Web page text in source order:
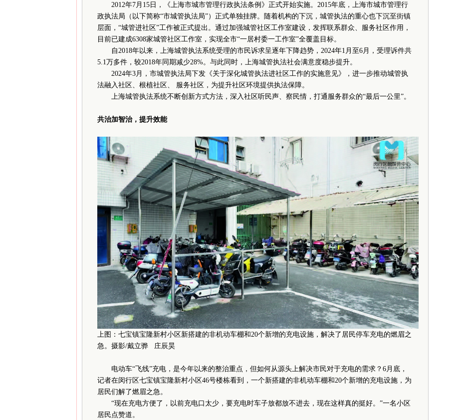
2012年7月15日，《上海市城市管理行政执法条例》正式开始实施。2015年底，上海市城市管理行
政执法局（以下简称“市城管执法局”）正式单独挂牌。随着机构的下沉，城管执法的重心也下沉至街镇
层面，“城管进社区”工作被正式提出。通过加强城管社区工作室建设，发挥联系群众、服务社区作用，
目前已建成6308家城管社区工作室，实现全市“一居村委一工作室”全覆盖目标。
自2018年以来，上海城管执法系统受理的市民诉求呈逐年下降趋势，2024年1月至6月，受理诉件共
5.1万多件，较2018年同期减少28%。与此同时，上海城管执法社会满意度稳步提升。
2024年3月，市城管执法局下发《关于深化城管执法进社区工作的实施意见》，进一步推动城管执
法融入社区、根植社区、 服务社区，为提升社区环境提供执法保障。
上海城管执法系统不断创新方式方法，深入社区听民声、察民情，打通服务群众的“最后一公里”。
共治加智治，提升效能
上图：七宝镇宝隆新村小区新搭建的非机动车棚和20个新增的充电设施，解决了居民停车充电的燃眉之
急。摄影/戴立骅 庄辰昊
电动车“飞线”充电，是今年以来的整治重点，但如何从源头上解决市民对于充电的需求？6月底，
记者在闵行区七宝镇宝隆新村小区46号楼栋看到，一个新搭建的非机动车棚和20个新增的充电设施，为
居民们解了燃眉之急。
“现在充电方便了，以前充电口太少，要充电时车子放都放不进去，现在这样真的挺好。”一名小区
居民点赞道。